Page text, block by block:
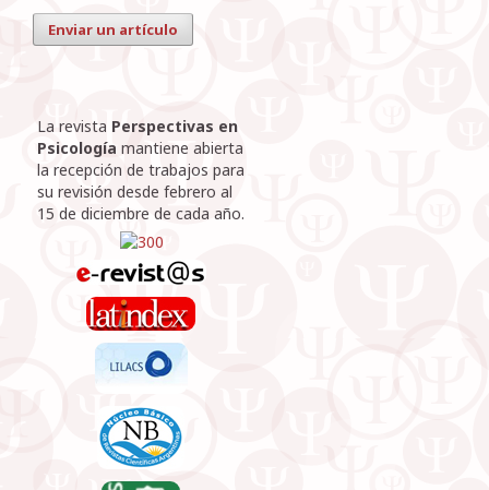
Enviar un artículo
La revista Perspectivas en
Psicología mantiene abierta
la recepción de trabajos para
su revisión desde febrero al
15 de diciembre de cada año.